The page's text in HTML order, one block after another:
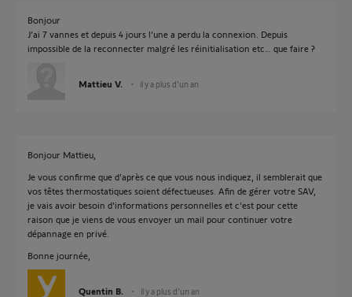
Bonjour
J’ai 7 vannes et depuis 4 jours l’une a perdu la connexion. Depuis
impossible de la reconnecter malgré les réinitialisation etc… que faire ?
Mattieu V. il y a plus d'un an
Bonjour Mattieu,
Je vous confirme que d'après ce que vous nous indiquez, il semblerait que
vos têtes thermostatiques soient défectueuses. Afin de gérer votre SAV,
je vais avoir besoin d'informations personnelles et c'est pour cette
raison que je viens de vous envoyer un mail pour continuer votre
dépannage en privé.
Bonne journée,
Quentin B. il y a plus d'un an